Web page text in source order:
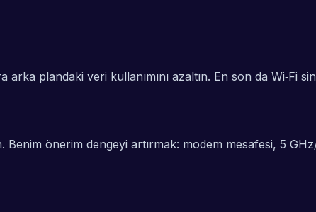
plandaki veri kullanımını azaltın. En son da Wi‑Fi
önerim dengeyi artırmak: modem mesafesi, 5